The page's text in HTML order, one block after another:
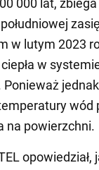
000 lat,
południowej
w lutym 2023
w
na powierzchni.
opowiedział,